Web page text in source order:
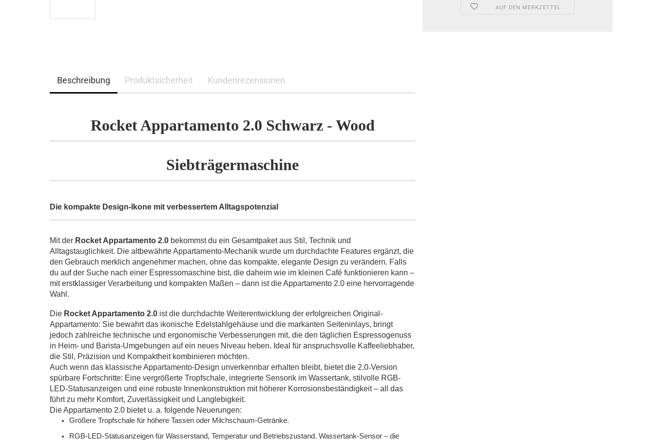
AUF DEN MERKZETTEL
Beschreibung Produktsicherheit Kundenrezensionen
Rocket Appartamento 2.0 Schwarz - Wood
Siebträgermaschine
Die kompakte Design-Ikone mit verbessertem Alltagspotenzial
Mit der Rocket Appartamento 2.0 bekommst du ein Gesamtpaket aus Stil, Technik und
Alltagstauglichkeit. Die altbewährte Appartamento-Mechanik wurde um durchdachte Features ergänzt, die
den Gebrauch merklich angenehmer machen, ohne das kompakte, elegante Design zu verändern. Falls
du auf der Suche nach einer Espressomaschine bist, die daheim wie im kleinen Café funktionieren kann –
mit erstklassiger Verarbeitung und kompakten Maßen – dann ist die Appartamento 2.0 eine hervorragende
Wahl.
Die Rocket Appartamento 2.0 ist die durchdachte Weiterentwicklung der erfolgreichen Original-
Appartamento: Sie bewahrt das ikonische Edelstahlgehäuse und die markanten Seiteninlays, bringt
jedoch zahlreiche technische und ergonomische Verbesserungen mit, die den täglichen Espressogenuss
in Heim- und Barista-Umgebungen auf ein neues Niveau heben. Ideal für anspruchsvolle Kaffeeliebhaber,
die Stil, Präzision und Kompaktheit kombinieren möchten.
Auch wenn das klassische Appartamento-Design unverkennbar erhalten bleibt, bietet die 2.0‐Version
spürbare Fortschritte: Eine vergrößerte Tropfschale, integrierte Sensorik im Wassertank, stilvolle RGB-
LED-Statusanzeigen und eine robuste Innenkonstruktion mit höherer Korrosionsbeständigkeit – all das
führt zu mehr Komfort, Zuverlässigkeit und Langlebigkeit.
Die Appartamento 2.0 bietet u. a. folgende Neuerungen:
Größere Tropfschale für höhere Tassen oder Milchschaum-Getränke.
RGB-LED-Statusanzeigen für Wasserstand, Temperatur und Betriebszustand. Wassertank-Sensor – die